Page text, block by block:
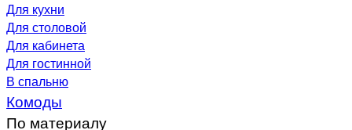
Для кухни
Для столовой
Для кабинета
Для гостинной
В спальню
Комоды
По материалу